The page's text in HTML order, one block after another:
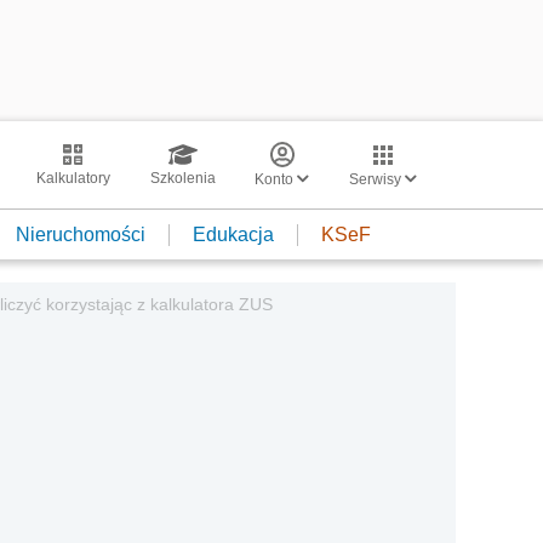
Kalkulatory Szkolenia Konto Serwisy
Nieruchomości Edukacja KSeF
korzystając z kalkulatora ZUS